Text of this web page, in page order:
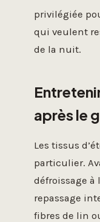
privilégiée
qui veulent
de la nuit.
après le
Les tissus
particulier.
défroissage à
repassage
fibres de lin